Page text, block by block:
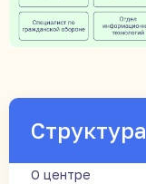
Структура
О центре